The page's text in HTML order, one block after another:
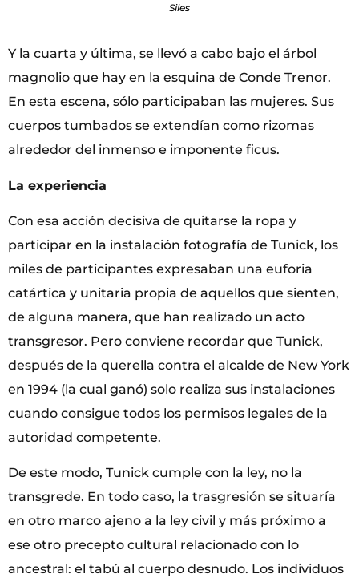
Siles
Y la cuarta y última, se llevó a cabo bajo el árbol
magnolio que hay en la esquina de Conde Trenor.
En esta escena, sólo participaban las mujeres. Sus
cuerpos tumbados se extendían como rizomas
alrededor del inmenso e imponente ficus.
La experiencia
Con esa acción decisiva de quitarse la ropa y
participar en la instalación fotografía de Tunick, los
miles de participantes expresaban una euforia
catártica y unitaria propia de aquellos que sienten,
de alguna manera, que han realizado un acto
transgresor. Pero conviene recordar que Tunick,
después de la querella contra el alcalde de New York
en 1994 (la cual ganó) solo realiza sus instalaciones
cuando consigue todos los permisos legales de la
autoridad competente.
De este modo, Tunick cumple con la ley, no la
transgrede. En todo caso, la trasgresión se situaría
en otro marco ajeno a la ley civil y más próximo a
ese otro precepto cultural relacionado con lo
ancestral: el tabú al cuerpo desnudo. Los individuos